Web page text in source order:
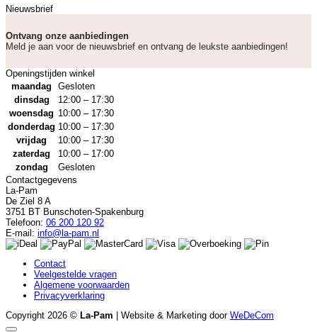
Nieuwsbrief
Ontvang onze aanbiedingen
Meld je aan voor de nieuwsbrief en ontvang de leukste aanbiedingen!
Openingstijden winkel
maandag
Gesloten
dinsdag
12:00 – 17:30
woensdag 10:00 – 17:30
donderdag 10:00 – 17:30
vrijdag
10:00 – 17:30
zaterdag
10:00 – 17:00
zondag
Gesloten
Contactgegevens
La-Pam
De Ziel 8 A
3751 BT Bunschoten-Spakenburg
Telefoon: 06 200 120 92
E-mail: info@la-pam.nl
Contact
Veelgestelde vragen
Algemene voorwaarden
Privacyverklaring
Copyright 2026 © La-Pam | Website & Marketing door WeDeCom